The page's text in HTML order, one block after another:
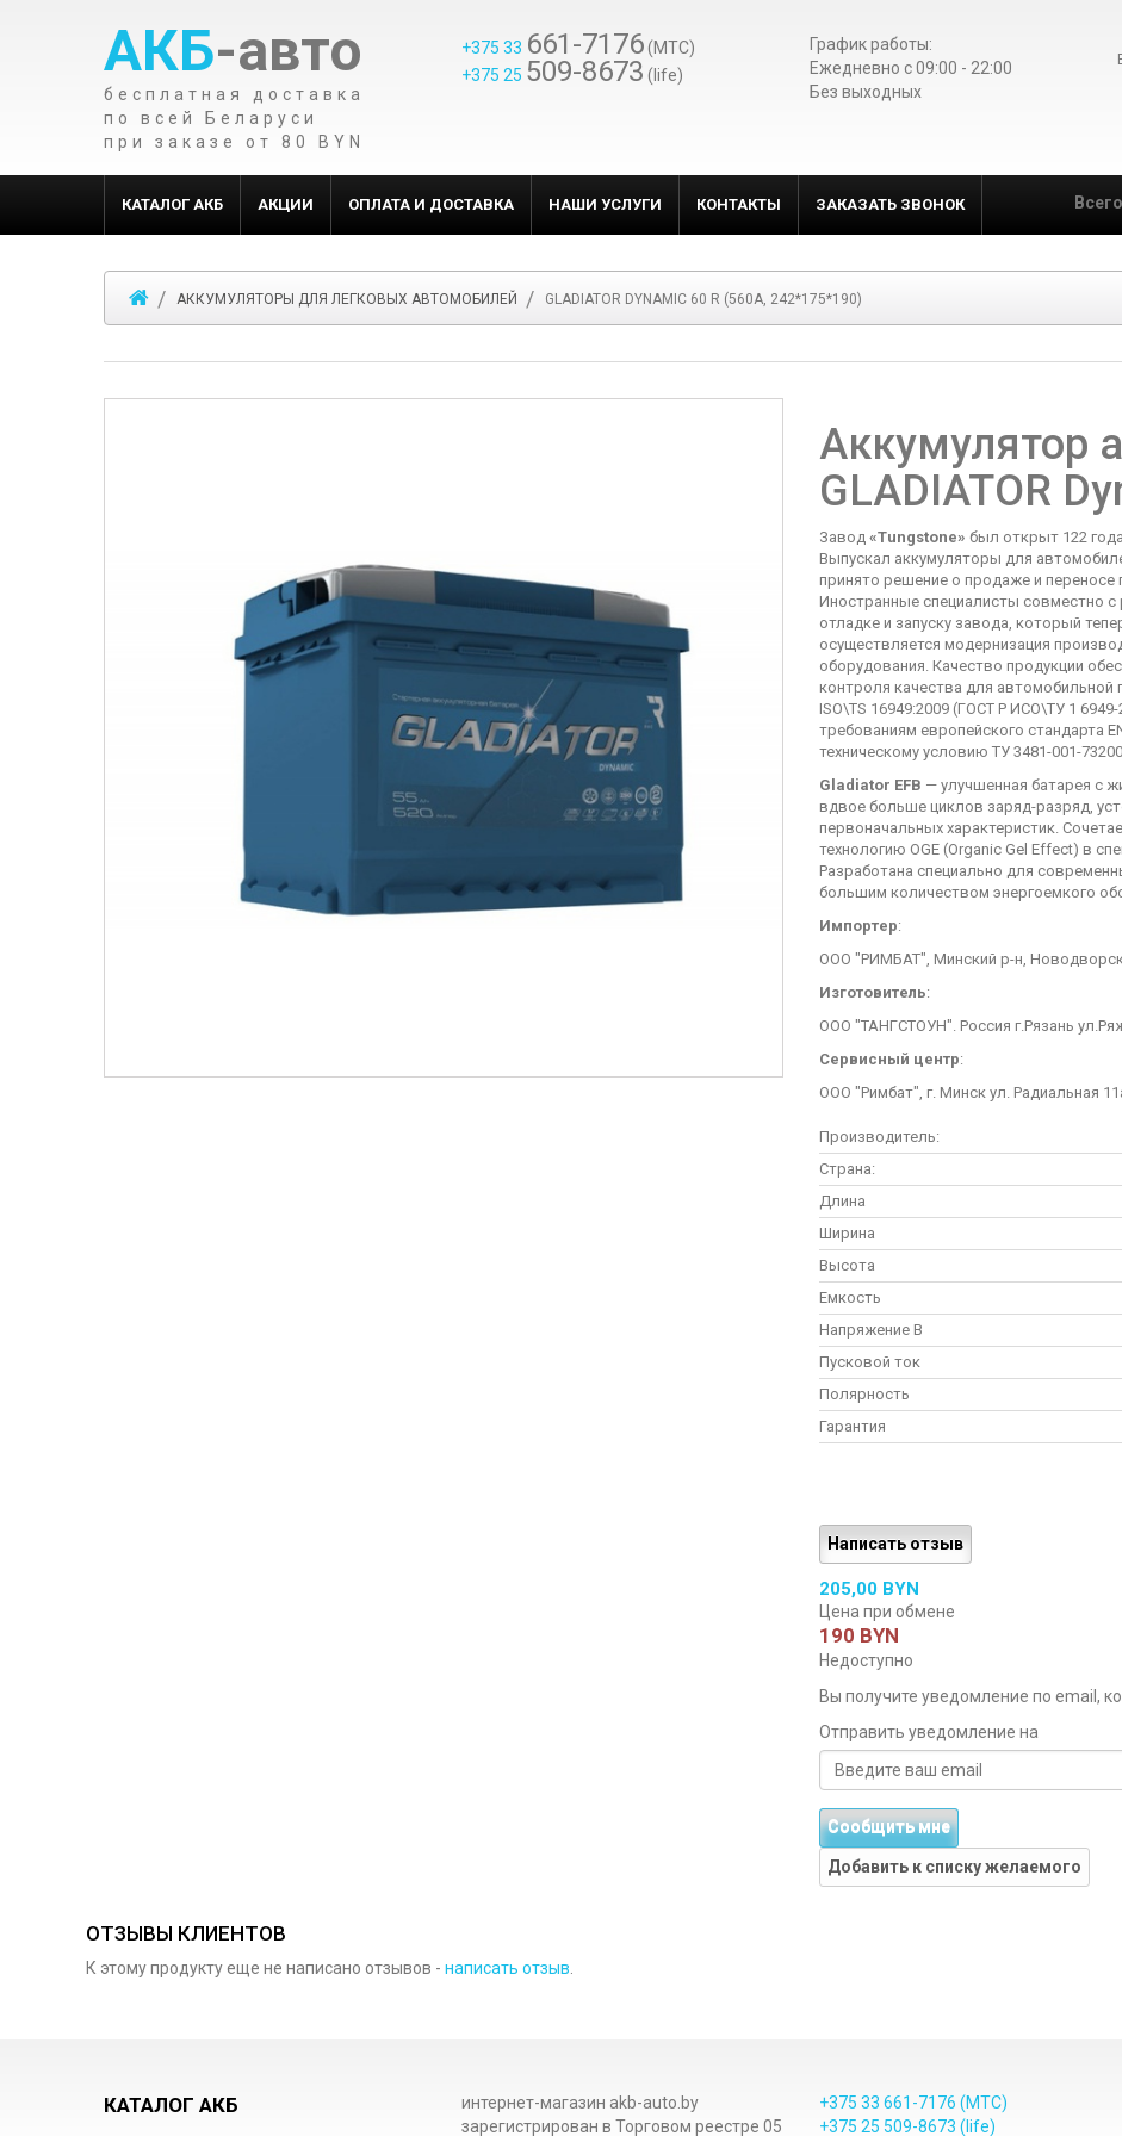
АКБ-авто
бесплатная доставка
по всей Беларуси
при заказе от 80 BYN
+375 33 661-7176(МТС)
+375 25 509-8673 (life)
График работы:
Ежедневно c 09:00 - 22:00
Без выходных
КАТАЛОГ АКБ АКЦИИ ОПЛАТА И ДОСТАВКА НАШИ УСЛУГИ КОНТАКТЫ ЗАКАЗАТЬ ЗВОНОК
АККУМУЛЯТОРЫ ДЛЯ ЛЕГКОВЫХ АВТОМОБИЛЕЙ GLADIATOR DYNAMIC 60 R (560A, 242*175*190)
Аккумулятор
GLADIATOR
Завод «Tungstone» был открыт 122
Выпускал аккумуляторы для
принято решение о продаже и
Иностранные специалисты совместно
отладке и запуску завода, который
осуществляется модернизация
оборудования. Качество продукции
контроля качества для
ISO\TS 16949:2009 (ГОСТ Р ИСО\ТУ 1
требованиям европейского стандарта
техническому условию ТУ 3481-001-
Gladiator EFB — улучшенная батарея с
вдвое больше циклов заряд-разряд,
первоначальных характеристик.
технологию OGE (Organic Gel Effect) в
Разработана специально для
большим количеством энергоемкого
Импортер:
ООО "РИМБАТ", Минский р-н,
Изготовитель:
ООО "ТАНГСТОУН". Россия г.Рязань
Сервисный центр:
ООО "Римбат", г. Минск ул. Радиальная
Производитель:
Страна:
Длина
Ширина
Высота
Емкость
Напряжение В
Пусковой ток
Полярность
Гарантия
Написать отзыв
205,00 BYN
Цена при обмене
190 BYN
Недоступно
Вы получите уведомление по email,
Отправить уведомление на
Сообщить мне
Добавить к списку желаемого
ОТЗЫВЫ КЛИЕНТОВ
К этому продукту еще не написано отзывов - написать отзыв.
КАТАЛОГ АКБ
интернет-магазин akb-auto.by
зарегистрирован в Торговом реестре 05
+375 33 661-7176 (МТС)
+375 25 509-8673 (life)